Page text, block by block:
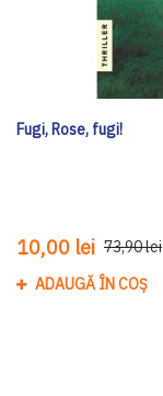
Fugi, Rose, fugi!
10,00 lei 73,90 lei
ADAUGĂ ÎN COȘ